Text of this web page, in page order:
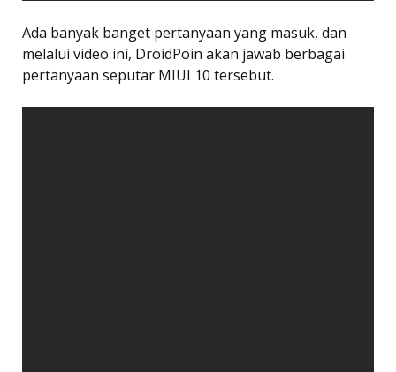
Ada banyak banget pertanyaan yang masuk, dan
melalui video ini, DroidPoin akan jawab berbagai
pertanyaan seputar MIUI 10 tersebut.